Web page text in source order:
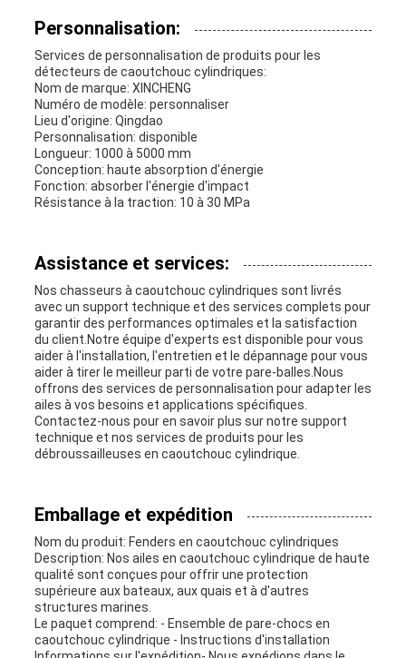
Personnalisation:
Services de personnalisation de produits pour les
détecteurs de caoutchouc cylindriques:
Nom de marque: XINCHENG
Numéro de modèle: personnaliser
Lieu d'origine: Qingdao
Personnalisation: disponible
Longueur: 1000 à 5000 mm
Conception: haute absorption d'énergie
Fonction: absorber l'énergie d'impact
Résistance à la traction: 10 à 30 MPa
Assistance et services:
Nos chasseurs à caoutchouc cylindriques sont livrés
avec un support technique et des services complets pour
garantir des performances optimales et la satisfaction
du client.Notre équipe d'experts est disponible pour vous
aider à l'installation, l'entretien et le dépannage pour vous
aider à tirer le meilleur parti de votre pare-balles.Nous
offrons des services de personnalisation pour adapter les
ailes à vos besoins et applications spécifiques.
Contactez-nous pour en savoir plus sur notre support
technique et nos services de produits pour les
débroussailleuses en caoutchouc cylindrique.
Emballage et expédition
Nom du produit: Fenders en caoutchouc cylindriques
Description: Nos ailes en caoutchouc cylindrique de haute
qualité sont conçues pour offrir une protection
supérieure aux bateaux, aux quais et à d'autres
structures marines.
Le paquet comprend: - Ensemble de pare-chocs en
caoutchouc cylindrique - Instructions d'installation